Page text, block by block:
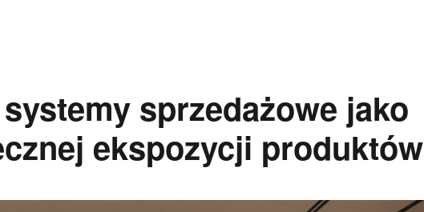
sprzedażowe jako
ekspozycji produktów